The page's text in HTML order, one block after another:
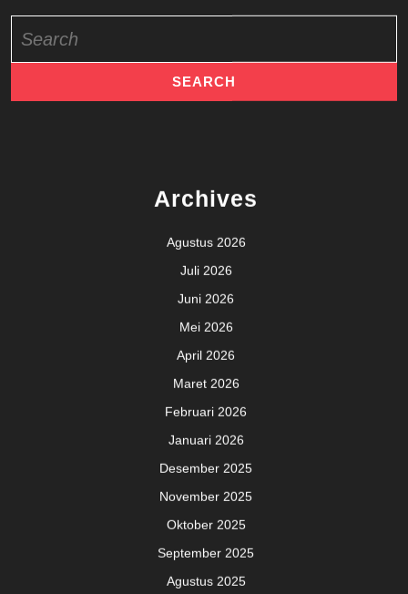
for:
Archives
Agustus 2026
Juli 2026
Juni 2026
Mei 2026
April 2026
Maret 2026
Februari 2026
Januari 2026
Desember 2025
November 2025
Oktober 2025
September 2025
Agustus 2025